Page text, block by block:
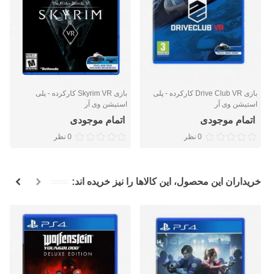
بازی Drive Club VR کارکرده - پلی
استیشن وی آر
اتمام موجودی
0 نظر
بازی Skyrim VR کارکرده - پلی
استیشن وی آر
اتمام موجودی
0 نظر
خریداران این محصول، این کالاها را نیز خریده اند: